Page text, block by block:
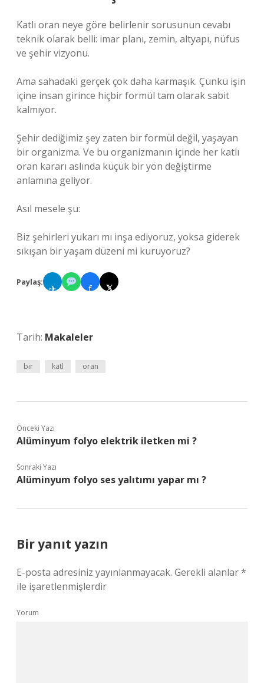
Katlı oran neye göre belirlenir sorusunun cevabı
teknik olarak belli: imar planı, zemin, altyapı, nüfus
ve şehir vizyonu.
Ama sahadaki gerçek çok daha karmaşık. Çünkü işin
içine insan girince hiçbir formül tam olarak sabit
kalmıyor.
Şehir dediğimiz şey zaten bir formül değil, yaşayan
bir organizma. Ve bu organizmanın içinde her katlı
oran kararı aslında küçük bir yön değiştirme
anlamına geliyor.
Asıl mesele şu:
Biz şehirleri yukarı mı inşa ediyoruz, yoksa giderek
sıkışan bir yaşam düzeni mi kuruyoruz?
Paylaş:
✈ f 𝕏
Tarih: Makaleler
bir katl oran
Önceki Yazı
Alüminyum folyo elektrik iletken mi ?
Sonraki Yazı
Alüminyum folyo ses yalıtımı yapar mı ?
Bir yanıt yazın
E-posta adresiniz yayınlanmayacak. Gerekli alanlar*
ile işaretlenmişlerdir
Yorum